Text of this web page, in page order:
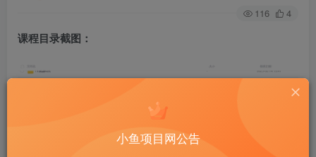
116 4
课程目录截图：
小鱼项目网公告